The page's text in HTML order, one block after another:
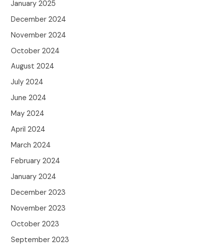
January 2025
December 2024
November 2024
October 2024
August 2024
July 2024
June 2024
May 2024
April 2024
March 2024
February 2024
January 2024
December 2023
November 2023
October 2023
September 2023